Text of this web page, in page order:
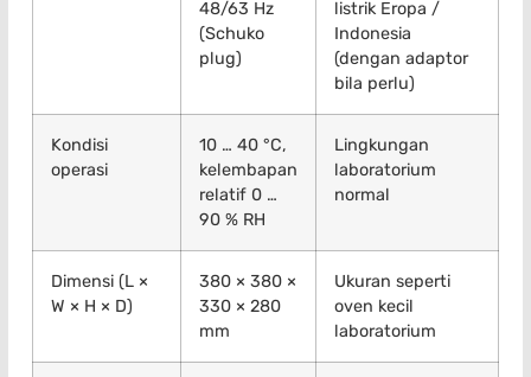
48/63 Hz
(Schuko
plug)
listrik Eropa /
Indonesia
(dengan adaptor
bila perlu)
Kondisi
operasi
10 … 40 °C,
kelembapan
relatif 0 …
90 % RH
Lingkungan
laboratorium
normal
Dimensi (L ×
W × H × D)
380 × 380 ×
330 × 280
mm
Ukuran seperti
oven kecil
laboratorium